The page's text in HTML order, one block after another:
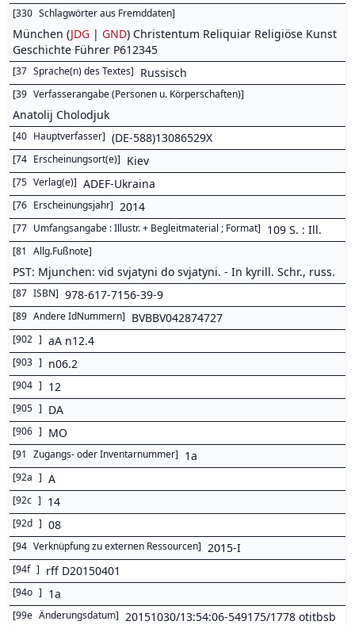
[330 Schlagwörter aus Fremddaten]
München (JDG | GND) Christentum Reliquiar Religiöse Kunst
Geschichte Führer P612345
[37 Sprache(n) des Textes] Russisch
[39 Verfasserangabe (Personen u. Körperschaften)]
Anatolij Cholodjuk
[40 Hauptverfasser] (DE-588)13086529X
[74 Erscheinungsort(e)] Kiev
[75 Verlag(e)] ADEF-Ukraina
[76 Erscheinungsjahr] 2014
[77 Umfangsangabe : Illustr. + Begleitmaterial ; Format] 109 S. : Ill.
[81 Allg.Fußnote]
PST: Mjunchen: vid svjatyni do svjatyni. - In kyrill. Schr., russ.
[87 ISBN] 978-617-7156-39-9
[89 Andere IdNummern] BVBBV042874727
[902 ] aA n12.4
[903 ] n06.2
[904 ] 12
[905 ] DA
[906 ] MO
[91 Zugangs- oder Inventarnummer] 1a
[92a ] A
[92c ] 14
[92d ] 08
[94 Verknüpfung zu externen Ressourcen] 2015-I
[94f ] rff D20150401
[94o ] 1a
[99e Änderungsdatum] 20151030/13:54:06-549175/1778 otitbsb